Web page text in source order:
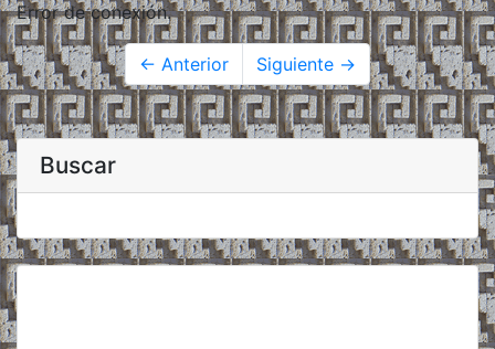
Error de conexión.
← Anterior Siguiente →
Buscar